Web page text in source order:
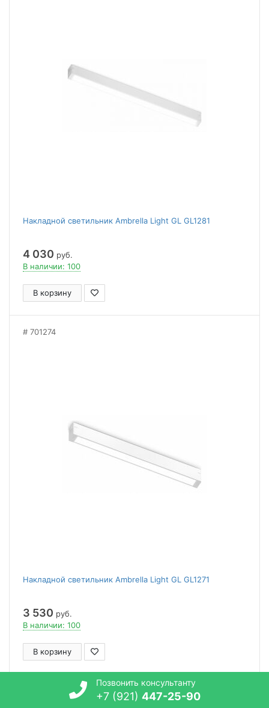
Накладной светильник Ambrella Light GL GL1281
4 030 руб.
В наличии: 100
В корзину
701274
Накладной светильник Ambrella Light GL GL1271
3 530 руб.
В наличии: 100
В корзину
Позвонить консультанту
+7 (921) 447-25-90